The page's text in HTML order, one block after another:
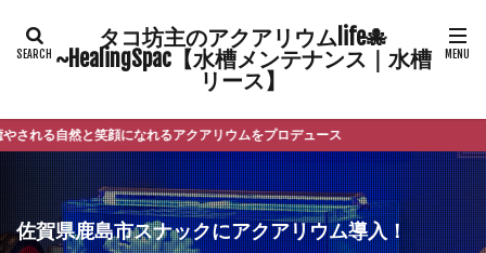
タコ坊主のアクアリウムlife🐙
~HealingSpac【水槽メンテナンス｜水槽
リース】
然と笑顔になれるアクアリウムをプロデュース
佐賀県鹿島市スナックにアクアリウム導入！